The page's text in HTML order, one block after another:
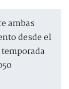
desde el